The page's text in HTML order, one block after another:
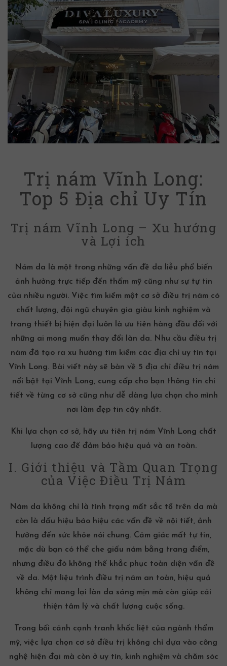
Trị nám Vĩnh Long:
Top 5 Địa chỉ Uy Tín
Trị nám Vĩnh Long – Xu hướng
và Lợi ích
Nám da là một trong những vấn đề da liễu phổ biến
ảnh hưởng trực tiếp đến thẩm mỹ cũng như sự tự tin
của nhiều người. Việc tìm kiếm một cơ sở điều trị nám có
chất lượng, đội ngũ chuyên gia giàu kinh nghiệm và
trang thiết bị hiện đại luôn là ưu tiên hàng đầu đối với
những ai mong muốn thay đổi làn da. Nhu cầu điều trị
nám đã tạo ra xu hướng tìm kiếm các địa chỉ uy tín tại
Vĩnh Long. Bài viết này sẽ bàn về 5 địa chỉ điều trị nám
nổi bật tại Vĩnh Long, cung cấp cho bạn thông tin chi
tiết về từng cơ sở cũng như dễ dàng lựa chọn cho mình
nơi làm đẹp tin cậy nhất.
Khi lựa chọn cơ sở, hãy ưu tiên trị nám Vĩnh Long chất
lượng cao để đảm bảo hiệu quả và an toàn.
I. Giới thiệu và Tầm Quan Trọng
của Việc Điều Trị Nám
Nám da không chỉ là tình trạng mất sắc tố trên da mà
còn là dấu hiệu báo hiệu các vấn đề về nội tiết, ảnh
hưởng đến sức khỏe nói chung. Cảm giác mất tự tin,
mặc dù bạn có thể che giấu nám bằng trang điểm,
nhưng điều đó không thể khắc phục toàn diện vấn đề
về da. Một liệu trình điều trị nám an toàn, hiệu quả
không chỉ mang lại làn da sáng mịn mà còn giúp cải
thiện tâm lý và chất lượng cuộc sống.
Trong bối cảnh cạnh tranh khốc liệt của ngành thẩm
mỹ, việc lựa chọn cơ sở điều trị không chỉ dựa vào công
nghệ hiện đại mà còn ở uy tín, kinh nghiệm và chăm sóc